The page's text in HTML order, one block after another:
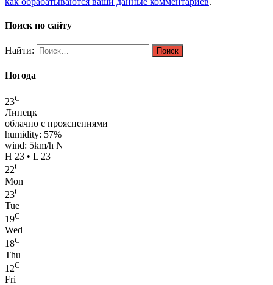
Поиск по сайту
Найти:
Погода
23C
Липецк
облачно с прояснениями
humidity: 57%
wind: 5km/h N
H 23 • L 23
22C
Mon
23C
Tue
19C
Wed
18C
Thu
12C
Fri